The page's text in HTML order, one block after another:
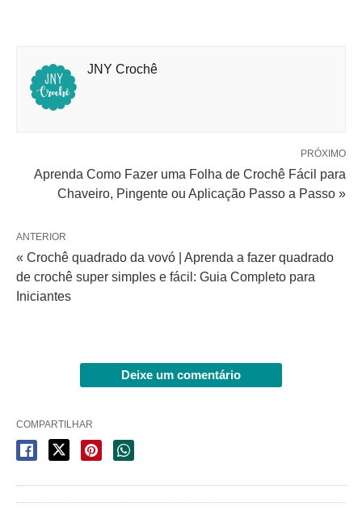
JNY Crochê
PRÓXIMO
Aprenda Como Fazer uma Folha de Crochê Fácil para
Chaveiro, Pingente ou Aplicação Passo a Passo »
ANTERIOR
« Crochê quadrado da vovó | Aprenda a fazer quadrado
de crochê super simples e fácil: Guia Completo para
Iniciantes
Deixe um comentário
COMPARTILHAR